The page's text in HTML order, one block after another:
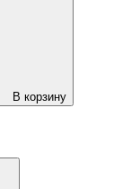
В корзину